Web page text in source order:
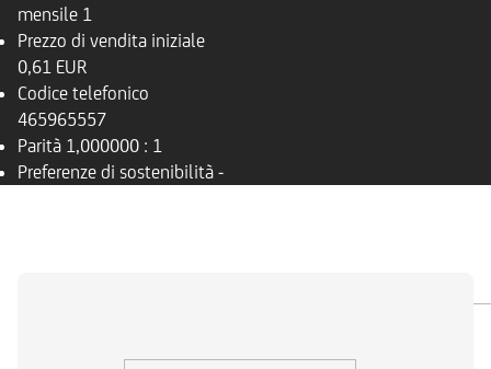
mensile 1
Prezzo di vendita iniziale
0,61 EUR
Codice telefonico
465965557
Parità 1,000000 : 1
Preferenze di sostenibilità -